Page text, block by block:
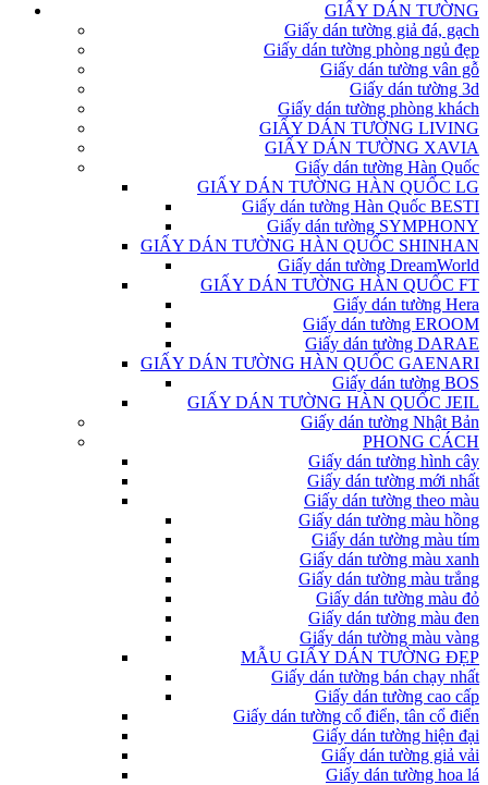
GIẤY DÁN TƯỜNG
Giấy dán tường giả đá, gạch
Giấy dán tường phòng ngủ đẹp
Giấy dán tường vân gỗ
Giấy dán tường 3d
Giấy dán tường phòng khách
GIẤY DÁN TƯỜNG LIVING
GIẤY DÁN TƯỜNG XAVIA
Giấy dán tường Hàn Quốc
GIẤY DÁN TƯỜNG HÀN QUỐC LG
Giấy dán tường Hàn Quốc BESTI
Giấy dán tường SYMPHONY
GIẤY DÁN TƯỜNG HÀN QUỐC SHINHAN
Giấy dán tường DreamWorld
GIẤY DÁN TƯỜNG HÀN QUỐC FT
Giấy dán tường Hera
Giấy dán tường EROOM
Giấy dán tường DARAE
GIẤY DÁN TƯỜNG HÀN QUỐC GAENARI
Giấy dán tường BOS
GIẤY DÁN TƯỜNG HÀN QUỐC JEIL
Giấy dán tường Nhật Bản
PHONG CÁCH
Giấy dán tường hình cây
Giấy dán tường mới nhất
Giấy dán tường theo màu
Giấy dán tường màu hồng
Giấy dán tường màu tím
Giấy dán tường màu xanh
Giấy dán tường màu trắng
Giấy dán tường màu đỏ
Giấy dán tường màu đen
Giấy dán tường màu vàng
MẪU GIẤY DÁN TƯỜNG ĐẸP
Giấy dán tường bán chạy nhất
Giấy dán tường cao cấp
Giấy dán tường cổ điển, tân cổ điển
Giấy dán tường hiện đại
Giấy dán tường giả vải
Giấy dán tường hoa lá